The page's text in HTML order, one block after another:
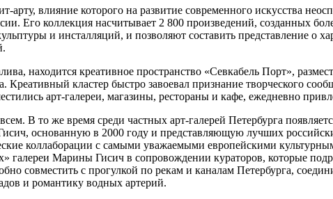
арту, влияние которого на развитие современного искусства
Его коллекция насчитывает 2 800 произведений, созданных
и инсталляций, и позволяют составить представление о
находится креативное пространство «Севкабель Порт»,
Креативный кластер быстро завоевал признание творческого
арт-галереи, магазины, рестораны и кафе, ежедневно
В то же время среди частных арт-галерей Петербурга
основанную в 2000 году и представляющую лучших
коллаборации с самыми уважаемыми европейскими
галереи Марины Гисич в сопровождении кураторов, которые
совместить с прогулкой по рекам и каналам Петербурга,
и романтику водных артерий.